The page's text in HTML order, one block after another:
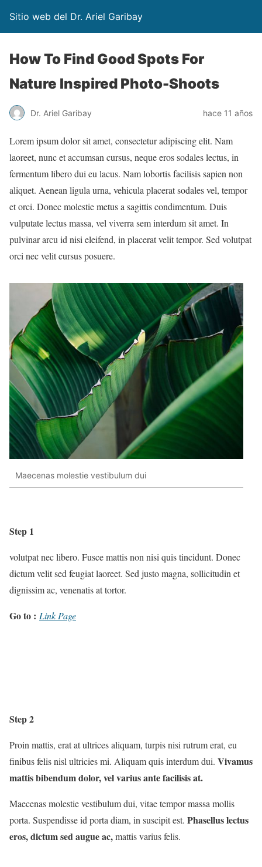
Sitio web del Dr. Ariel Garibay
How To Find Good Spots For
Nature Inspired Photo-Shoots
Dr. Ariel Garibay hace 11 años
Lorem ipsum dolor sit amet, consectetur adipiscing elit. Nam
laoreet, nunc et accumsan cursus, neque eros sodales lectus, in
fermentum libero dui eu lacus. Nam lobortis facilisis sapien non
aliquet. Aenean ligula urna, vehicula placerat sodales vel, tempor
et orci. Donec molestie metus a sagittis condimentum. Duis
vulputate lectus massa, vel viverra sem interdum sit amet. In
pulvinar arcu id nisi eleifend, in placerat velit tempor. Sed volutpat
orci nec velit cursus posuere.
Maecenas molestie vestibulum dui
Step 1
volutpat nec libero. Fusce mattis non nisi quis tincidunt. Donec
dictum velit sed feugiat laoreet. Sed justo magna, sollicitudin et
dignissim ac, venenatis at tortor.
Go to : Link Page
Step 2
Proin mattis, erat at ultrices aliquam, turpis nisi rutrum erat, eu
finibus felis nisl ultricies mi. Aliquam quis interdum dui. Vivamus
mattis bibendum dolor, vel varius ante facilisis at.
Maecenas molestie vestibulum dui, vitae tempor massa mollis
porta. Suspendisse id porta diam, in suscipit est. Phasellus lectus
eros, dictum sed augue ac,mattis varius felis.